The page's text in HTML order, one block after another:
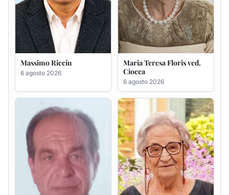
Renzo Murrai
5 agosto 2026
Giovanna Ponsanu Ved.
Decandia
5 agosto 2026